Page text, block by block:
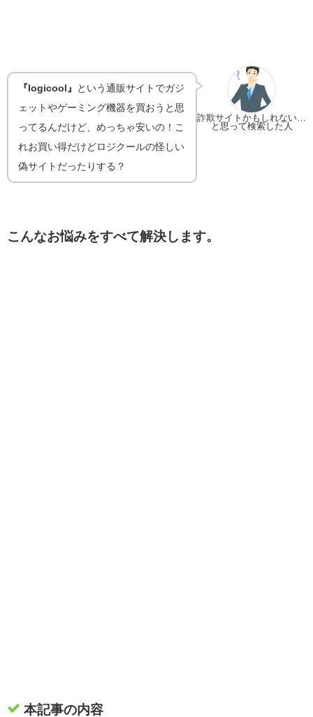
詐欺サイトかもしれない…
と思って検索した人
『logicool』
という通販サイトでガジ
ェットやゲーミング機器を買おうと思
ってるんだけど、めっちゃ安いの！こ
れお買い得だけどロジクールの怪しい
偽サイトだったりする？
こんなお悩みをすべて解決します。
本記事の内容